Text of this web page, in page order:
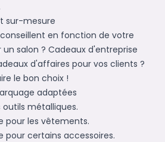
sur-mesure
en fonction de votre
salon ? Cadeaux d'entreprise
d'affaires pour vos clients ?
le bon choix !
adaptées
outils métalliques.
pour les vêtements.
pour certains accessoires.